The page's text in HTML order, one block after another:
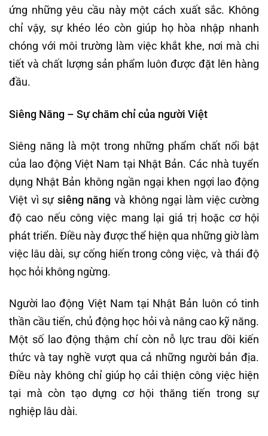
ứng những yêu cầu này một cách xuất sắc. Không
chỉ vậy, sự khéo léo còn giúp họ hòa nhập nhanh
chóng với môi trường làm việc khắt khe, nơi mà chi
tiết và chất lượng sản phẩm luôn được đặt lên hàng
đầu.
Siêng Năng – Sự chăm chỉ của người Việt
Siêng năng là một trong những phẩm chất nổi bật
của lao động Việt Nam tại Nhật Bản. Các nhà tuyển
dụng Nhật Bản không ngần ngại khen ngợi lao động
Việt vì sự siêng năng và không ngại làm việc cường
độ cao nếu công việc mang lại giá trị hoặc cơ hội
phát triển. Điều này được thể hiện qua những giờ làm
việc lâu dài, sự cống hiến trong công việc, và thái độ
học hỏi không ngừng.
Người lao động Việt Nam tại Nhật Bản luôn có tinh
thần cầu tiến, chủ động học hỏi và nâng cao kỹ năng.
Một số lao động thậm chí còn nỗ lực trau dồi kiến
thức và tay nghề vượt qua cả những người bản địa.
Điều này không chỉ giúp họ cải thiện công việc hiện
tại mà còn tạo dựng cơ hội thăng tiến trong sự
nghiệp lâu dài.